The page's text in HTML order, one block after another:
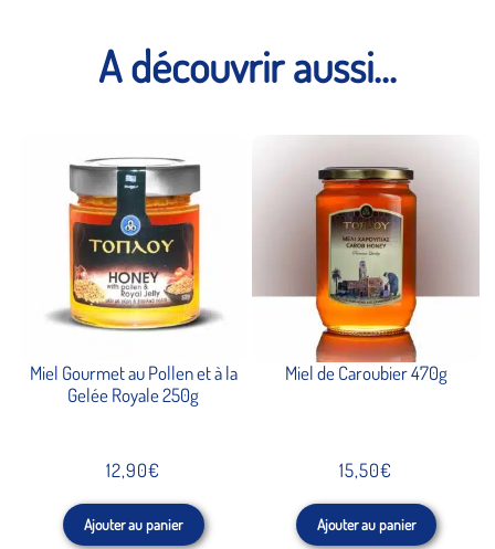
A découvrir aussi...
Miel Gourmet au Pollen et à la
Gelée Royale 250g
12,90€
Ajouter au panier
Miel de Caroubier 470g
15,50€
Ajouter au panier